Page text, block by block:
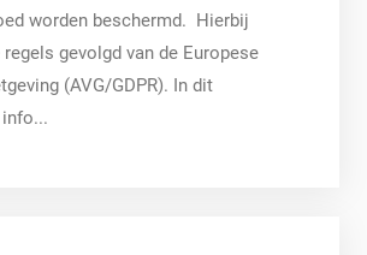
worden beschermd. Hierbij
gevolgd van de Europese
(AVG/GDPR). In dit